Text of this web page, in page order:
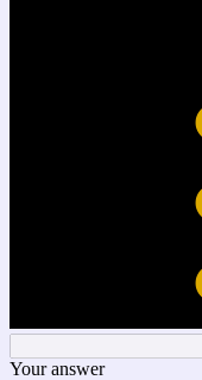
Your answer